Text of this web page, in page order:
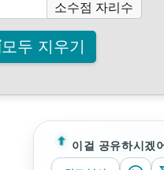
소수점 자리수
모두 지우기
이걸 공유하시겠